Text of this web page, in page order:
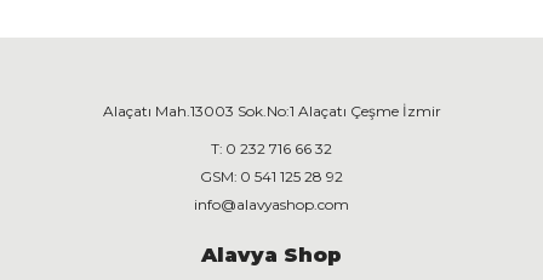
Alaçatı Mah.13003 Sok.No:1 Alaçatı Çeşme İzmir
T: 0 232 716 66 32
GSM: 0 541 125 28 92
info@alavyashop.com
Alavya Shop